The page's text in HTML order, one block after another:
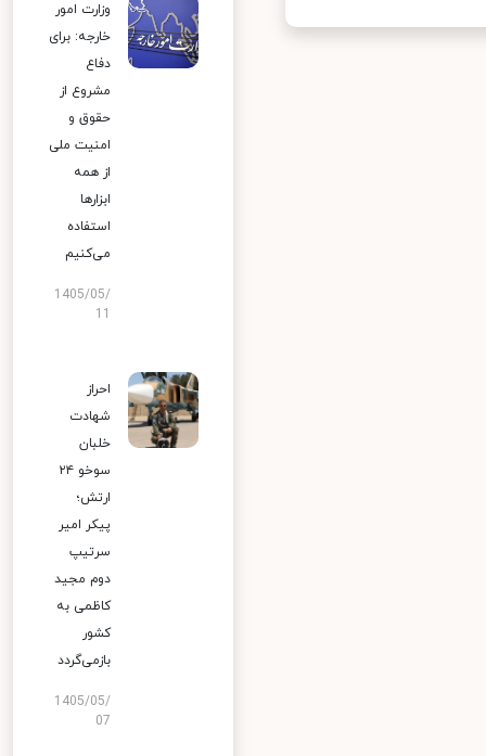
وزارت امور
خارجه: برای
دفاع
مشروع از
حقوق و
امنیت ملی
از همه
ابزارها
استفاده
می‌کنیم
1405/05/
احراز
شهادت
خلبان
سوخو ۲۴
ارتش؛
پیکر امیر
سرتیپ
دوم مجید
کاظمی به
کشور
بازمی‌گردد
1405/05/
07